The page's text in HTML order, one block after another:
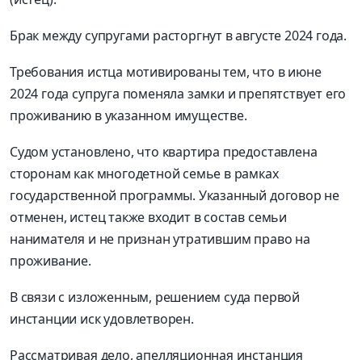
Брак между супругами расторгнут в августе 2024 года.
Требования истца мотивированы тем, что в июне
2024 года супруга поменяла замки и препятствует его
проживанию в указанном имуществе.
Судом установлено, что квартира предоставлена
сторонам как многодетной семье в рамках
государственной программы. Указанный договор не
отменен, истец также входит в состав семьи
нанимателя и не признан утратившим право на
проживание.
В связи с изложенным, решением суда первой
инстанции иск удовлетворен.
Рассматривая дело, апелляционная инстанция